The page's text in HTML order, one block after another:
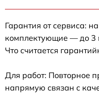
Гарантия от сервиса:
комплектующие — до 3
Что считается
Для работ: Повторное
напрямую связан с